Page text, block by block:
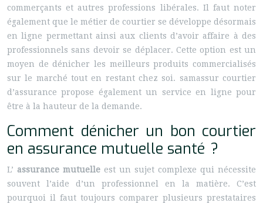
commerçants et autres professions libérales. Il faut noter
également que le métier de courtier se développe désormais
en ligne permettant ainsi aux clients d’avoir affaire à des
professionnels sans devoir se déplacer. Cette option est un
moyen de dénicher les meilleurs produits commercialisés
sur le marché tout en restant chez soi. samassur courtier
d’assurance propose également un service en ligne pour
être à la hauteur de la demande.
Comment dénicher un bon courtier
en assurance mutuelle santé ?
L’ assurance mutuelle est un sujet complexe qui nécessite
souvent l’aide d’un professionnel en la matière. C’est
pourquoi il faut toujours comparer plusieurs prestataires